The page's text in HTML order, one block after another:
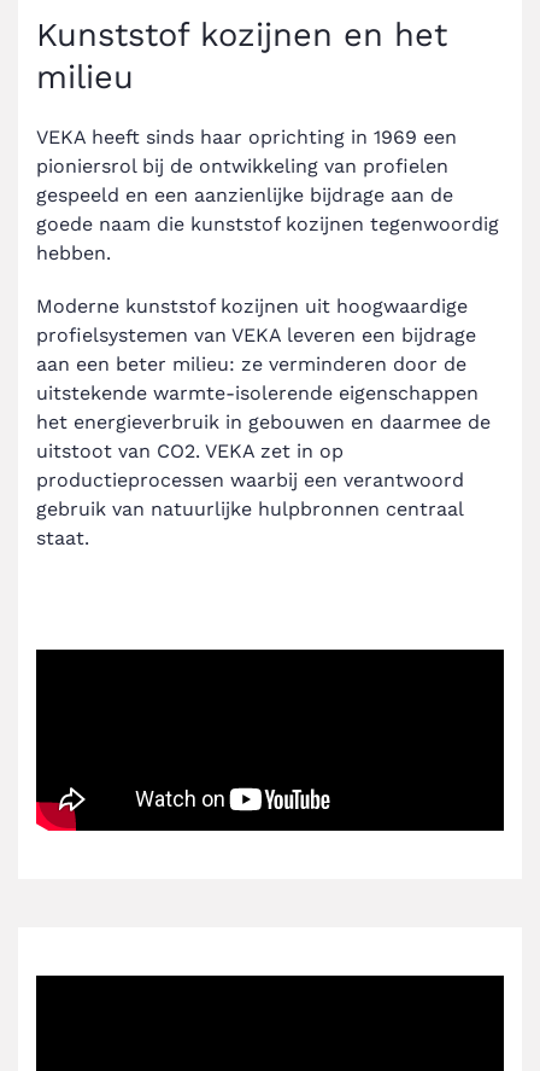
Kunststof kozijnen en het
milieu
VEKA heeft sinds haar oprichting in 1969 een
pioniersrol bij de ontwikkeling van profielen
gespeeld en een aanzienlijke bijdrage aan de
goede naam die kunststof kozijnen tegenwoordig
hebben.
Moderne kunststof kozijnen uit hoogwaardige
profielsystemen van VEKA leveren een bijdrage
aan een beter milieu: ze verminderen door de
uitstekende warmte-isolerende eigenschappen
het energieverbruik in gebouwen en daarmee de
uitstoot van CO2. VEKA zet in op
productieprocessen waarbij een verantwoord
gebruik van natuurlijke hulpbronnen centraal
staat.